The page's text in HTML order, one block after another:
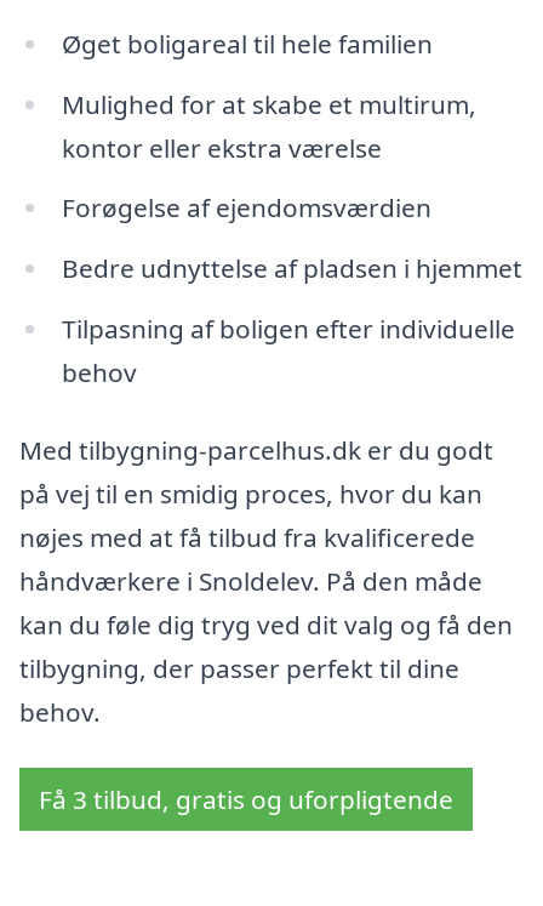
Øget boligareal til hele familien
Mulighed for at skabe et multirum,
kontor eller ekstra værelse
Forøgelse af ejendomsværdien
Bedre udnyttelse af pladsen i hjemmet
Tilpasning af boligen efter individuelle
behov
Med tilbygning-parcelhus.dk er du godt
på vej til en smidig proces, hvor du kan
nøjes med at få tilbud fra kvalificerede
håndværkere i Snoldelev. På den måde
kan du føle dig tryg ved dit valg og få den
tilbygning, der passer perfekt til dine
behov.
Få 3 tilbud, gratis og uforpligtende